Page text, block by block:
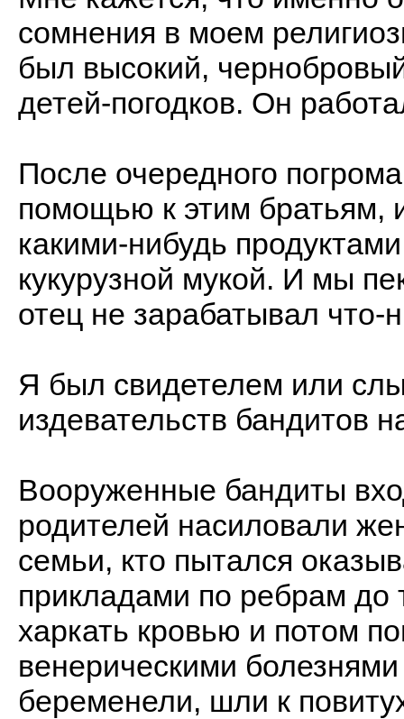
сомнения в моем
был высокий,
детей-погодков. Он
После очередного
помощью к этим братьям,
какими-нибудь
кукурузной мукой. И мы
отец не зарабатывал что-
Я был свидетелем или
издевательств бандитов
Вооруженные бандиты
родителей насиловали
семьи, кто пытался
прикладами по ребрам до
харкать кровью и потом
венерическими
беременели, шли к